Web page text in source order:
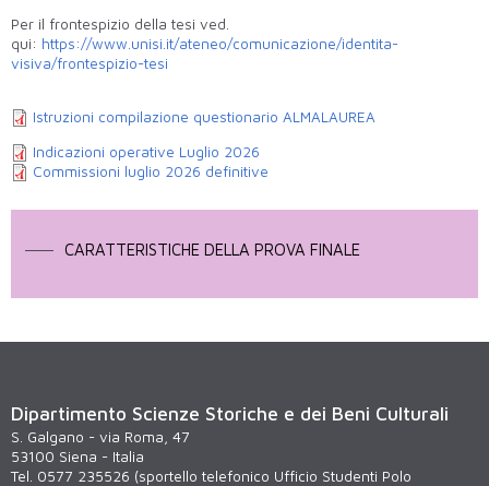
Per il frontespizio della tesi ved.
qui: https://www.unisi.it/ateneo/comunicazione/identita-
visiva/frontespizio-tesi
Istruzioni compilazione questionario ALMALAUREA
Indicazioni operative Luglio 2026
Commissioni luglio 2026 definitive
CARATTERISTICHE DELLA PROVA FINALE
Dipartimento Scienze Storiche e dei Beni Culturali
S. Galgano - via Roma, 47
53100 Siena - Italia
Tel. 0577 235526 (sportello telefonico Ufficio Studenti Polo